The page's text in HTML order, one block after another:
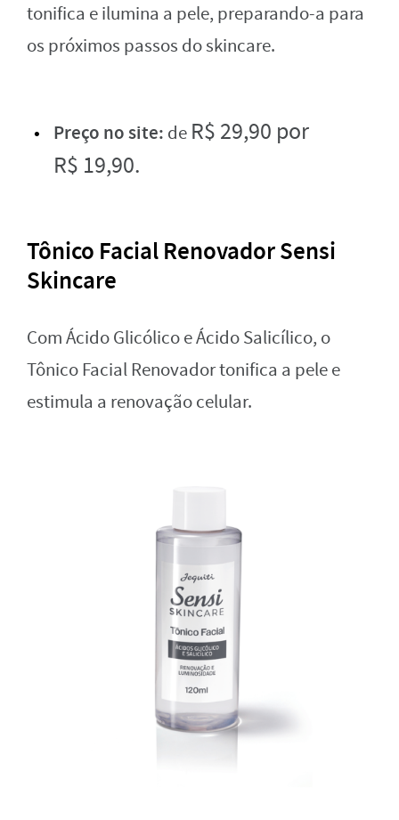
tonifica e ilumina a pele, preparando-a para
os próximos passos do skincare.
Preço no site: de R$ 29,90 por
R$ 19,90.
Tônico Facial Renovador Sensi
Skincare
Com Ácido Glicólico e Ácido Salicílico, o
Tônico Facial Renovador tonifica a pele e
estimula a renovação celular.